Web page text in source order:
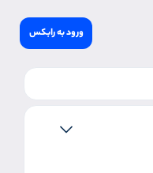
ورود به رابکس